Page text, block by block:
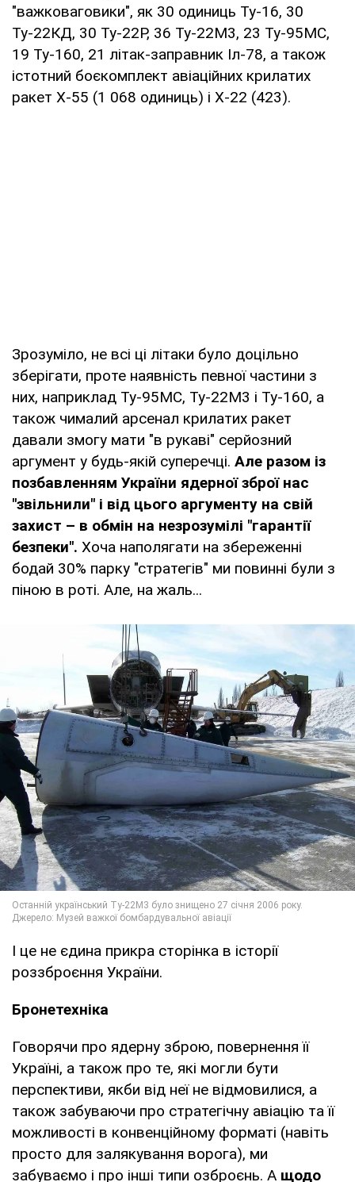
"важковаговики", як 30 одиниць Ту-16, 30
Ту-22КД, 30 Ту-22Р, 36 Ту-22М3, 23 Ту-95МС,
19 Ту-160, 21 літак-заправник Іл-78, а також
істотний боєкомплект авіаційних крилатих
ракет Х-55 (1 068 одиниць) і Х-22 (423).
Зрозуміло, не всі ці літаки було доцільно
зберігати, проте наявність певної частини з
них, наприклад Ту-95МС, Ту-22М3 і Ту-160, а
також чималий арсенал крилатих ракет
давали змогу мати "в рукаві" серйозний
аргумент у будь-якій суперечці. Але разом із
позбавленням України ядерної зброї нас
"звільнили" і від цього аргументу на свій
захист – в обмін на незрозумілі "гарантії
безпеки". Хоча наполягати на збереженні
бодай 30% парку "стратегів" ми повинні були з
піною в роті. Але, на жаль...
І це не єдина прикра сторінка в історії
роззброєння України.
Бронетехніка
Говорячи про ядерну зброю, повернення її
Україні, а також про те, які могли бути
перспективи, якби від неї не відмовилися, а
також забуваючи про стратегічну авіацію та її
можливості в конвенційному форматі (навіть
просто для залякування ворога), ми
забуваємо і про інші типи озброєнь. А щодо